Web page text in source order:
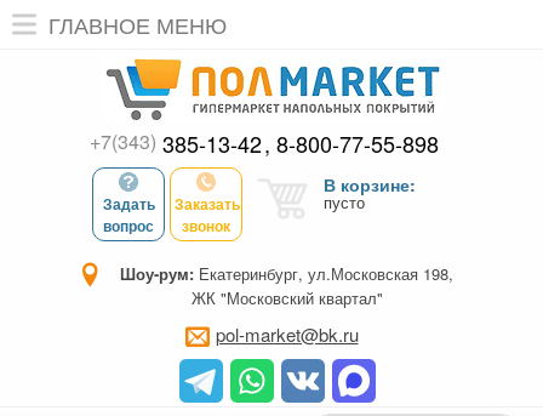
ГЛАВНОЕ МЕНЮ
+7(343) 385-13-42 8-800-77-55-898
Задать
вопрос
Заказать
звонок
В корзине:
пусто
Шоу-рум: Екатеринбург, ул.Московская 198,
ЖК "Московский квартал"
pol-market@bk.ru